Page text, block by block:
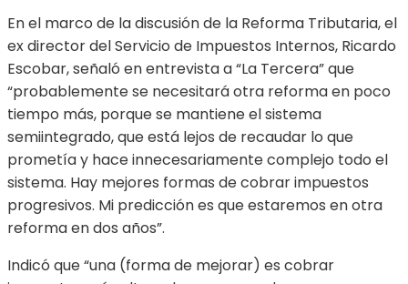
En el marco de la discusión de la Reforma Tributaria, el
ex director del Servicio de Impuestos Internos, Ricardo
Escobar, señaló en entrevista a “La Tercera” que
“probablemente se necesitará otra reforma en poco
tiempo más, porque se mantiene el sistema
semiintegrado, que está lejos de recaudar lo que
prometía y hace innecesariamente complejo todo el
sistema. Hay mejores formas de cobrar impuestos
progresivos. Mi predicción es que estaremos en otra
reforma en dos años”.
Indicó que “una (forma de mejorar) es cobrar